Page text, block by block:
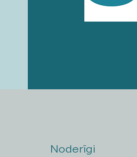
Noderīgi